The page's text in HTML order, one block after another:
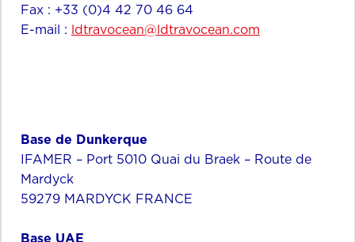
Fax : +33 (0)4 42 70 46 64
E-mail : ldtravocean@ldtravocean.com
Base de Dunkerque
IFAMER – Port 5010 Quai du Braek – Route de
Mardyck
59279 MARDYCK FRANCE
Base UAE